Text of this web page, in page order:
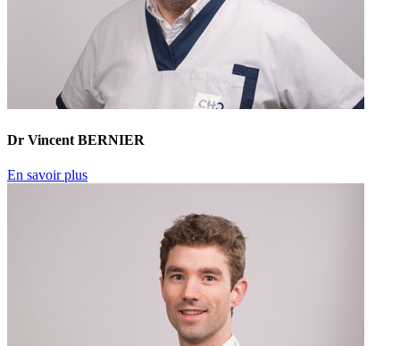
Dr Vincent BERNIER
En savoir plus